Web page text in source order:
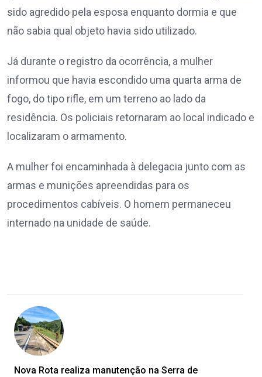
sido agredido pela esposa enquanto dormia e que
não sabia qual objeto havia sido utilizado.
Já durante o registro da ocorrência, a mulher
informou que havia escondido uma quarta arma de
fogo, do tipo rifle, em um terreno ao lado da
residência. Os policiais retornaram ao local indicado e
localizaram o armamento.
A mulher foi encaminhada à delegacia junto com as
armas e munições apreendidas para os
procedimentos cabíveis. O homem permaneceu
internado na unidade de saúde.
Nova Rota realiza manutenção na Serra de